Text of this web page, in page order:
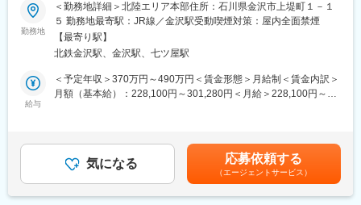
郵便局の制服を着用しているため、お話を聞いていただきやす
く、アポイント取得や訪問時のハードルが低い点も特徴です。
「あなたに相談したい」「お願いしてよかった」といった言葉を
いただけたときに、大きな達成感とやりがいを感じられます。
また原付での営業活動が基本のため、入社後の研修で安全に運転
できるようサポートします。
段階的に成長可能。ほかにもキャリアチャレンジ制度による他分
野への挑戦など、多彩なキャリアがあります。
■モデル年収
【安定した環境】充実の福利厚生で、プライベートを大事にしな
がら働けます
【人事採用担当】新卒採用・中途採用における業務を幅広くお任
せ
日本最大級の保険会社であるかんぽ生命で、新卒採用および中途
い、かんぽ生命の営業職員としてふさわしい人物を見極め、採用
いただきます。
【具体的には】新卒採用においては、会社説明会等のイベント実
勤務地
＜勤務地詳細＞北陸エリア本部住所：石川県金沢市上堤町１－１
５ 勤務地最寄駅：JR線／金沢駅受動喫煙対策：屋内全面禁煙
【最寄り駅】
北鉄金沢駅、金沢駅、七ツ屋駅
給与
＜予定年収＞370万円～490万円＜賃金形態＞月給制＜賃金内訳＞
月額（基本給）：228,100円～301,280円＜月給＞228,100円～
き決定します。■昇給：年1回／賞与：年2回賃金はあくまでも目
安の金額であり、選考を通じて上下する可能性があります。月給
(月額)は固定手当を含めた表記です。
気になる 応募依頼する
（エージェントサービス）